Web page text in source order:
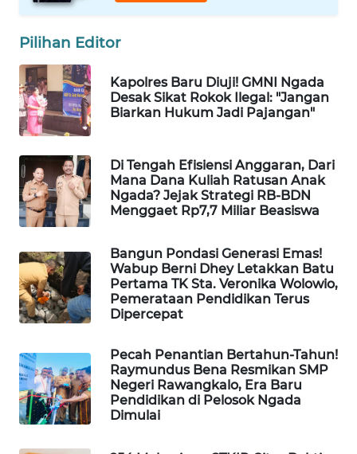
Pilihan Editor
Kapolres Baru Diuji! GMNI Ngada
Desak Sikat Rokok Ilegal: "Jangan
Biarkan Hukum Jadi Pajangan"
Di Tengah Efisiensi Anggaran, Dari
Mana Dana Kuliah Ratusan Anak
Ngada? Jejak Strategi RB-BDN
Menggaet Rp7,7 Miliar Beasiswa
Bangun Pondasi Generasi Emas!
Wabup Berni Dhey Letakkan Batu
Pertama TK Sta. Veronika Wolowio,
Pemerataan Pendidikan Terus
Dipercepat
Pecah Penantian Bertahun-Tahun!
Raymundus Bena Resmikan SMP
Negeri Rawangkalo, Era Baru
Pendidikan di Pelosok Ngada
Dimulai
LISTRIK
MASYARAKAT
KELISTRIKAN
ID
MAWAKA
ID
MARTABAT
NET
PLN
MKLI
LPKKI